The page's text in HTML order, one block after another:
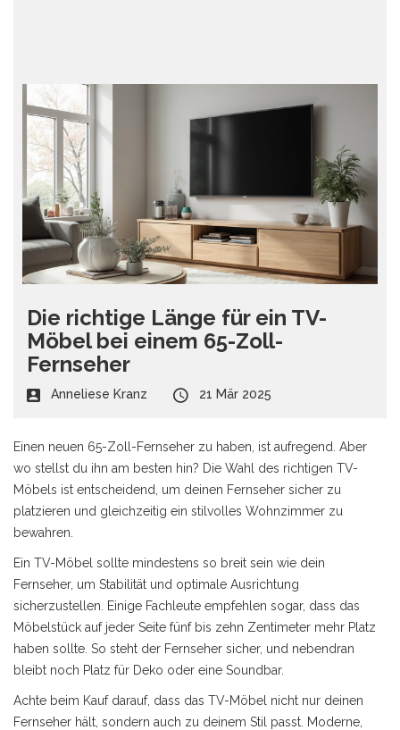
Die richtige Länge für ein TV-
Möbel bei einem 65-Zoll-
Fernseher
Anneliese Kranz 21 Mär 2025
Einen neuen 65-Zoll-Fernseher zu haben, ist aufregend. Aber
wo stellst du ihn am besten hin? Die Wahl des richtigen TV-
Möbels ist entscheidend, um deinen Fernseher sicher zu
platzieren und gleichzeitig ein stilvolles Wohnzimmer zu
bewahren.
Ein TV-Möbel sollte mindestens so breit sein wie dein
Fernseher, um Stabilität und optimale Ausrichtung
sicherzustellen. Einige Fachleute empfehlen sogar, dass das
Möbelstück auf jeder Seite fünf bis zehn Zentimeter mehr Platz
haben sollte. So steht der Fernseher sicher, und nebendran
bleibt noch Platz für Deko oder eine Soundbar.
Achte beim Kauf darauf, dass das TV-Möbel nicht nur deinen
Fernseher hält, sondern auch zu deinem Stil passt. Moderne,